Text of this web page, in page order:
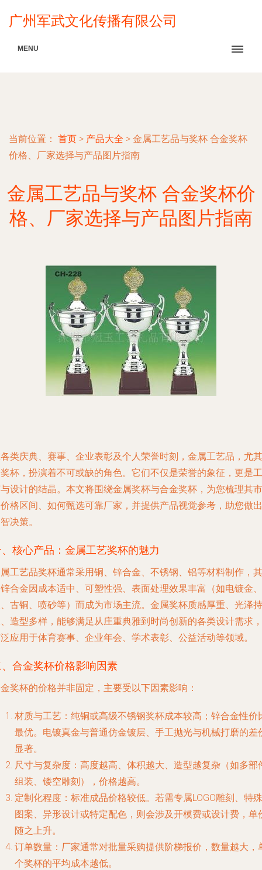
广州军武文化传播有限公司
MENU
当前位置： 首页 > 产品大全 > 金属工艺品与奖杯 合金奖杯
价格、厂家选择与产品图片指南
金属工艺品与奖杯 合金奖杯价
格、厂家选择与产品图片指南
类庆典、赛事、企业表彰及个人荣誉时刻，金属工艺品，尤其
杯，扮演着不可或缺的角色。它们不仅是荣誉的象征，更是工
设计的结晶。本文将围绕金属奖杯与合金奖杯，为您梳理其市
格区间、如何甄选可靠厂家，并提供产品视觉参考，助您做出
决策。
核心产品：金属工艺奖杯的魅力
工艺品奖杯通常采用铜、锌合金、不锈钢、铝等材料制作，其
合金因成本适中、可塑性强、表面处理效果丰富（如电镀金、
古铜、喷砂等）而成为市场主流。金属奖杯质感厚重、光泽持
造型多样，能够满足从庄重典雅到时尚创新的各类设计需求，
应用于体育赛事、企业年会、学术表彰、公益活动等领域。
合金奖杯价格影响因素
奖杯的价格并非固定，主要受以下因素影响：
材质与工艺 ：纯铜或高级不锈钢奖杯成本较高；锌合金性价
最优。电镀真金与普通仿金镀层、手工抛光与机械打磨的差
显著。
尺寸与复杂度 ：高度越高、体积越大、造型越复杂（如多部
组装、镂空雕刻），价格越高。
定制化程度 ：标准成品价格较低。若需专属LOGO雕刻、特殊
图案、异形设计或特定配色，则会涉及开模费或设计费，单
随之上升。
订单数量 ：厂家通常对批量采购提供阶梯报价，数量越大，
个奖杯的平均成本越低。